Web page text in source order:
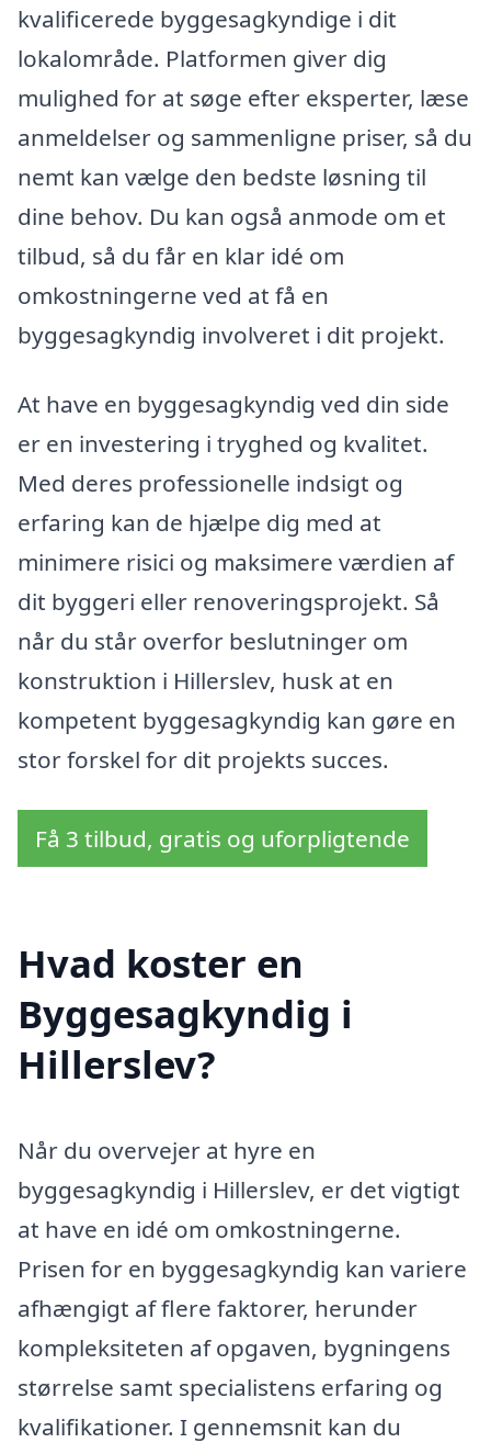
kvalificerede byggesagkyndige i dit
lokalområde. Platformen giver dig
mulighed for at søge efter eksperter, læse
anmeldelser og sammenligne priser, så du
nemt kan vælge den bedste løsning til
dine behov. Du kan også anmode om et
tilbud, så du får en klar idé om
omkostningerne ved at få en
byggesagkyndig involveret i dit projekt.
At have en byggesagkyndig ved din side
er en investering i tryghed og kvalitet.
Med deres professionelle indsigt og
erfaring kan de hjælpe dig med at
minimere risici og maksimere værdien af
dit byggeri eller renoveringsprojekt. Så
når du står overfor beslutninger om
konstruktion i Hillerslev, husk at en
kompetent byggesagkyndig kan gøre en
stor forskel for dit projekts succes.
Få 3 tilbud, gratis og uforpligtende
Hvad koster en
Byggesagkyndig i
Hillerslev?
Når du overvejer at hyre en
byggesagkyndig i Hillerslev, er det vigtigt
at have en idé om omkostningerne.
Prisen for en byggesagkyndig kan variere
afhængigt af flere faktorer, herunder
kompleksiteten af opgaven, bygningens
størrelse samt specialistens erfaring og
kvalifikationer. I gennemsnit kan du